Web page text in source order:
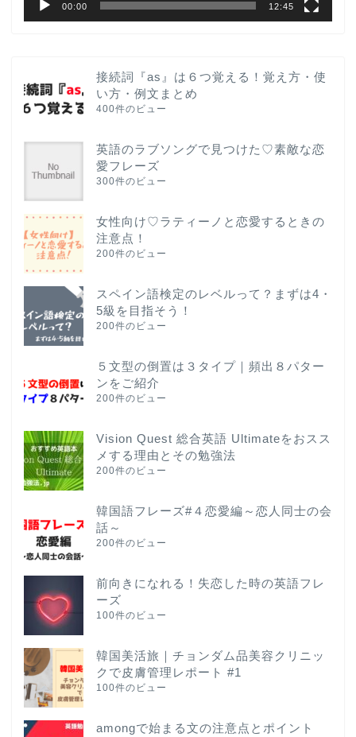
00:00 12:45
接続詞『as』は６つ覚える！覚え方・使
い方・例文まとめ
400件のビュー
英語のラブソングで見つけた♡素敵な恋
愛フレーズ
300件のビュー
女性向け♡ラティーノと恋愛するときの
注意点！
200件のビュー
スペイン語検定のレベルって？まずは4・
5級を目指そう！
200件のビュー
５文型の倒置は３タイプ｜頻出８パター
ンをご紹介
200件のビュー
Vision Quest 総合英語 Ultimateをおスス
メする理由とその勉強法
200件のビュー
韓国語フレーズ#４恋愛編～恋人同士の会
話～
200件のビュー
前向きになれる！失恋した時の英語フレ
ーズ
100件のビュー
韓国美活旅｜チョンダム品美容クリニッ
クで皮膚管理レポート #1
100件のビュー
amongで始まる文の注意点とポイント